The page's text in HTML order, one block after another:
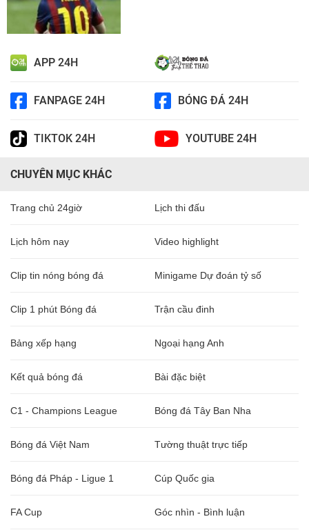
APP 24H
FANPAGE 24H BÓNG ĐÁ 24H
TIKTOK 24H YOUTUBE 24H
CHUYÊN MỤC KHÁC
Trang chủ 24giờ Lịch thi đấu
Lịch hôm nay Video highlight
Clip tin nóng bóng đá Minigame Dự đoán tỷ số
Clip 1 phút Bóng đá Trận cầu đinh
Bảng xếp hạng Ngoại hạng Anh
Kết quả bóng đá Bài đặc biệt
C1 - Champions League Bóng đá Tây Ban Nha
Bóng đá Việt Nam Tường thuật trực tiếp
Bóng đá Pháp - Ligue 1 Cúp Quốc gia
FA Cup Góc nhìn - Bình luận